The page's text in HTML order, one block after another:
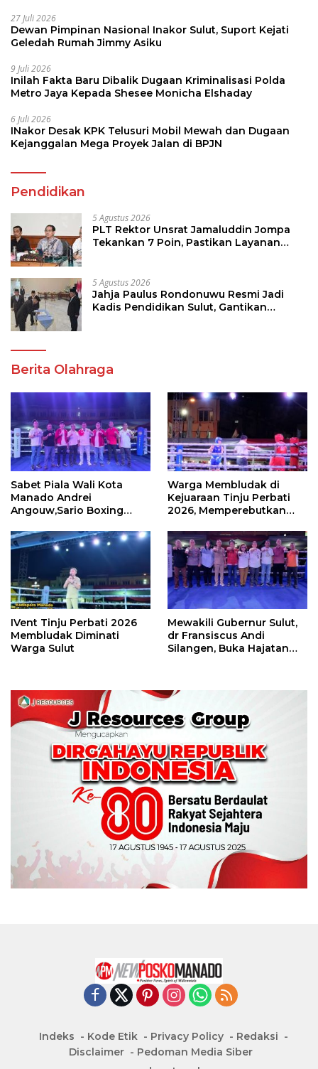
27 Juli 2026
Dewan Pimpinan Nasional Inakor Sulut, Suport Kejati
Geledah Rumah Jimmy Asiku
9 Juli 2026
Inilah Fakta Baru Dibalik Dugaan Kriminalisasi Polda
Metro Jaya Kepada Shesee Monicha Elshaday
6 Juli 2026
INakor Desak KPK Telusuri Mobil Mewah dan Dugaan
Kejanggalan Mega Proyek Jalan di BPJN
Pendidikan
5 Agustus 2026
PLT Rektor Unsrat Jamaluddin Jompa
Tekankan 7 Poin, Pastikan Layanan
5 Agustus 2026
Jahja Paulus Rondonuwu Resmi Jadi
Kadis Pendidikan Sulut, Gantikan
Berita Olahraga
Sabet Piala Wali Kota
Manado Andrei
Angouw,Sario Boxing
Perbati 2026
Warga Membludak di
Kejuaraan Tinju Perbati
2026, Memperebutkan
IVent Tinju Perbati 2026
Membludak Diminati
Warga Sulut
Mewakili Gubernur Sulut,
dr Fransiscus Andi
Silangen, Buka Hajatan
Indeks Kode Etik Privacy Policy
Redaksi
Disclaimer
Pedoman Media Siber